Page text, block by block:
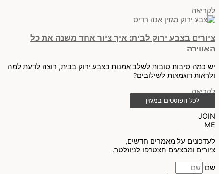
לקריאה
ציורים בצבע ירוק לבית: איך ציור אחד משנה את כל
האווירה
יש כמה סיבות טובות לשלב אמנות בצבע ירוק בבית, רוצה לדעת למה
ולראות דוגמאות לשילובים?
לקריאה
לכל הפוסטים במגזין
JOIN
ME
לעדכונים על מאמרים חדשים,
ציורים ומבצעים הצטרפו לניוזלטר.
שם